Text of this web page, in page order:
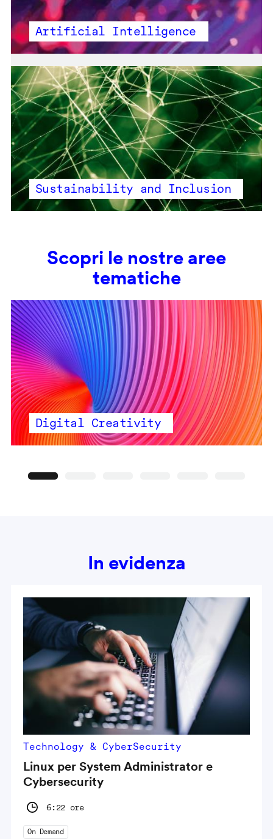
Artificial Intelligence
Sustainability and Inclusion
Scopri le nostre aree
tematiche
Digital Creativity
In evidenza
Technology & CyberSecurity
Linux per System Administrator e
Cybersecurity
6:22 ore
On Demand